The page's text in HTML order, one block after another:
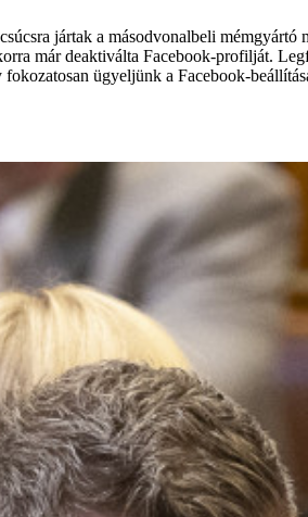
jártak a másodvonalbeli mémgyártó
már deaktiválta Facebook-profilját.
ügyeljünk a Facebook-